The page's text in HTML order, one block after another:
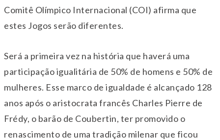
Comitê Olímpico Internacional (COI) afirma que
estes Jogos serão diferentes.
Será a primeira vez na história que haverá uma
participação igualitária de 50% de homens e 50% de
mulheres. Esse marco de igualdade é alcançado 128
anos após o aristocrata francês Charles Pierre de
Frédy, o barão de Coubertin, ter promovido o
renascimento de uma tradição milenar que ficou